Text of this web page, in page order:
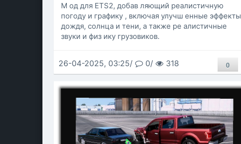
М од для ETS2, добав ляющий реалистичную
погоду и графику , включая улучш енные эффекты
дождя, солнца и тени, а также ре алистичные
звуки и физ ику грузовиков.
26-04-2025, 03:25/ 0/ 318 0